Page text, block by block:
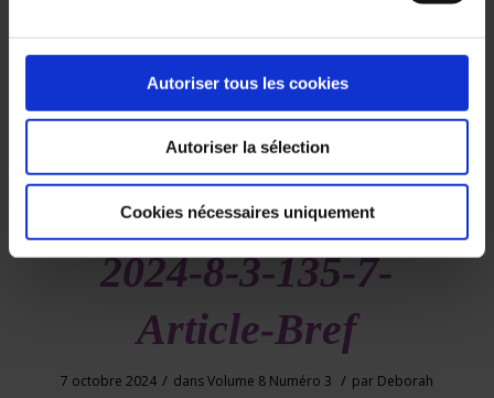
Autoriser tous les cookies
Autoriser la sélection
Cookies nécessaires uniquement
Rev-Immun-Cancer-
2024-8-3-135-7-
Article-Bref
7 octobre 2024 / dansVolume 8 Numéro 3 / par Deborah